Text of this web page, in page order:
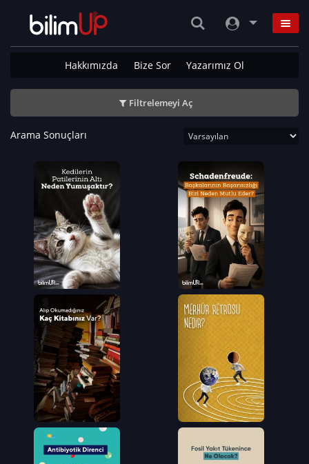
Hakkımızda Bize Sor Yazarımız Ol
Filtrelemeyi Aç
Arama Sonuçları